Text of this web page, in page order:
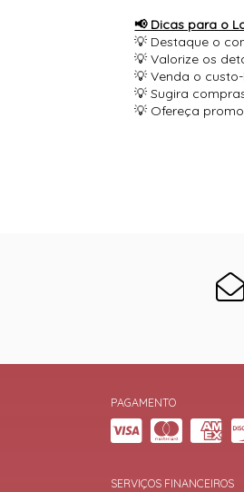
📢 Dicas para o
💡 Destaque o
💡 Valorize os
💡 Venda o
💡 Sugira
💡 Ofereça
PAGAMENTO
SERVIÇOS FINANCEIROS